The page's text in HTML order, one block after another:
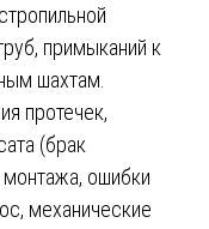
примыканий к
шахтам.
протечек,
(брак
монтажа, ошибки
механические